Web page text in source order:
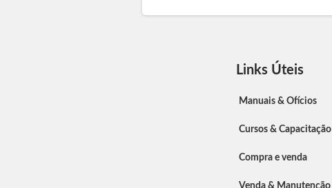
Links Úteis
Manuais & Ofícios
Cursos & Capacitação
Compra e venda
Venda & Manutenção